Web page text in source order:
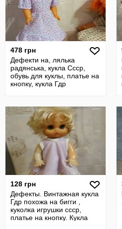
478 грн
Дефекти на, лялька
радянська, кукла Ссср,
обувь для куклы, платье на
кнопку, кукла Гдр
128 грн
Дефекты. Винтажная кукла
Гдр похожа на бигги ,
куколка игрушки ссср,
платье на кнопку. Кукла